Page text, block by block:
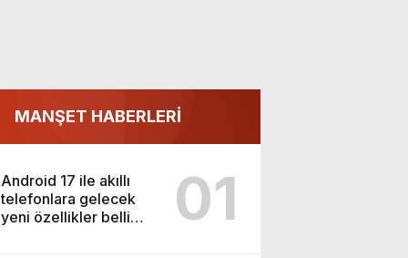
MANŞET HABERLERİ
Android 17 ile akıllı
telefonlara gelecek
yeni özellikler belli
01